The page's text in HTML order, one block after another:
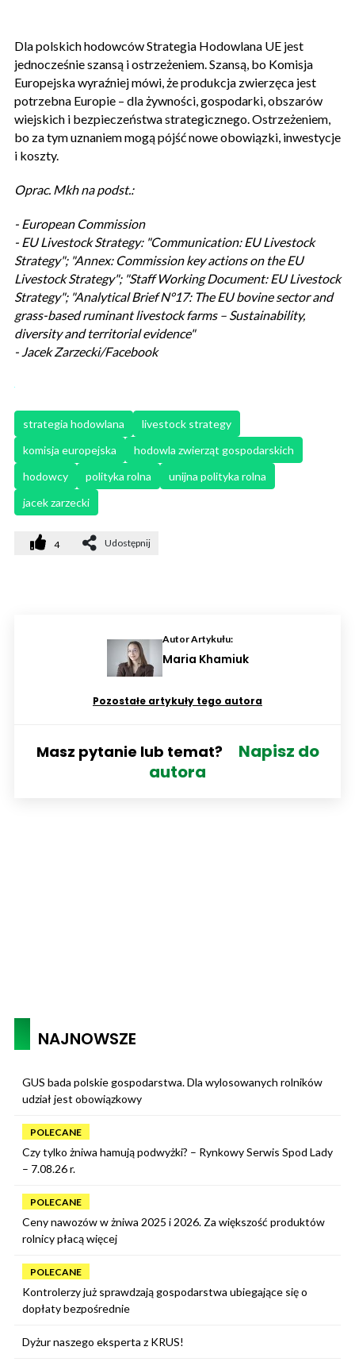
Dla polskich hodowców Strategia Hodowlana UE jest
jednocześnie szansą i ostrzeżeniem. Szansą, bo Komisja
Europejska wyraźniej mówi, że produkcja zwierzęca jest
potrzebna Europie – dla żywności, gospodarki, obszarów
wiejskich i bezpieczeństwa strategicznego. Ostrzeżeniem,
bo za tym uznaniem mogą pójść nowe obowiązki, inwestycje
i koszty.
Oprac. Mkh na podst.:
- European Commission
- EU Livestock Strategy: "Communication: EU Livestock
Strategy"; "Annex: Commission key actions on the EU
Livestock Strategy"; "Staff Working Document: EU Livestock
Strategy"; "Analytical Brief N°17: The EU bovine sector and
grass-based ruminant livestock farms – Sustainability,
diversity and territorial evidence"
- Jacek Zarzecki/Facebook
strategia hodowlana
livestock strategy
komisja europejska
hodowla zwierząt gospodarskich
hodowcy
polityka rolna
unijna polityka rolna
jacek zarzecki
4 Udostępnij
Autor Artykułu:
Maria Khamiuk
Pozostałe artykuły tego autora
Masz pytanie lub temat?
Napisz do
autora
NAJNOWSZE
GUS bada polskie gospodarstwa. Dla wylosowanych rolników
udział jest obowiązkowy
POLECANE
Czy tylko żniwa hamują podwyżki? – Rynkowy Serwis Spod Lady
– 7.08.26 r.
POLECANE
Ceny nawozów w żniwa 2025 i 2026. Za większość produktów
rolnicy płacą więcej
POLECANE
Kontrolerzy już sprawdzają gospodarstwa ubiegające się o
dopłaty bezpośrednie
Dyżur naszego eksperta z KRUS!